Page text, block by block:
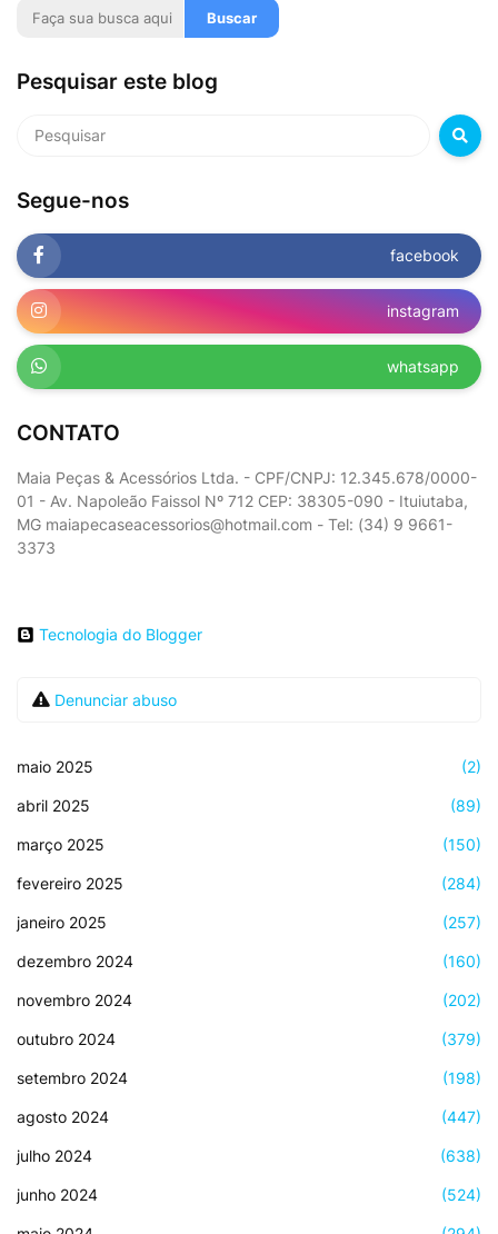
Pesquisar este blog
Segue-nos
facebook
instagram
whatsapp
CONTATO
Maia Peças & Acessórios Ltda. - CPF/CNPJ: 12.345.678/0000-
01 - Av. Napoleão Faissol Nº 712 CEP: 38305-090 - Ituiutaba,
MG maiapecaseacessorios@hotmail.com - Tel: (34) 9 9661-
3373
Tecnologia do Blogger
Denunciar abuso
maio 2025 (2)
abril 2025 (89)
março 2025 (150)
fevereiro 2025 (284)
janeiro 2025 (257)
dezembro 2024 (160)
novembro 2024 (202)
outubro 2024 (379)
setembro 2024 (198)
agosto 2024 (447)
julho 2024 (638)
junho 2024 (524)